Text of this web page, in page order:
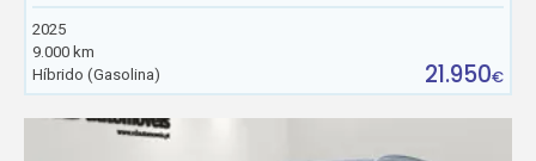
2025
9.000 km
Híbrido (Gasolina)
21.950€